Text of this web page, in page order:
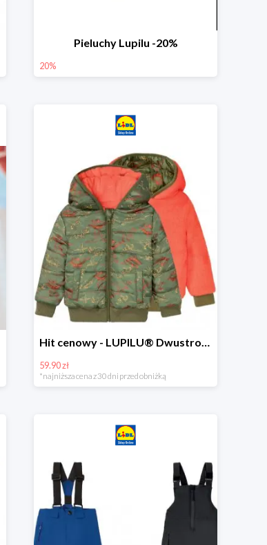
Pieluchy Lupilu -20%
20%
Hit cenowy - LUPILU® Dwustronna kurtka dziecięca z polarem
59.90 zł
*najniższa cena z 30 dni przed obniżką